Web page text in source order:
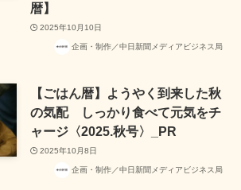
暦】
2025年10月10日
企画・制作／中日新聞メディアビジネス局
【ごはん暦】ようやく到来した秋
の気配 しっかり食べて元気をチ
ャージ〈2025.秋号〉_PR
2025年10月8日
企画・制作／中日新聞メディアビジネス局